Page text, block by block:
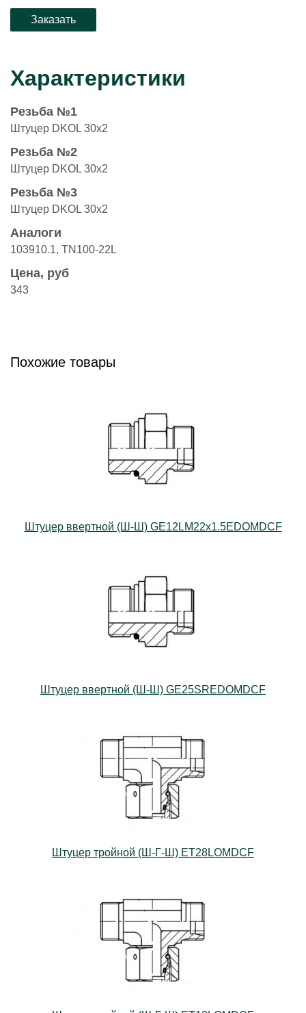
Характеристики
Резьба №1
Штуцер DKOL 30x2
Резьба №2
Штуцер DKOL 30x2
Резьба №3
Штуцер DKOL 30x2
Аналоги
103910.1, TN100-22L
Цена, руб
343
Похожие товары
Штуцер ввертной (Ш-Ш) GE12LM22x1.5EDOMDCF
Штуцер ввертной (Ш-Ш) GE25SREDOMDCF
Штуцер тройной (Ш-Г-Ш) ET28LOMDCF